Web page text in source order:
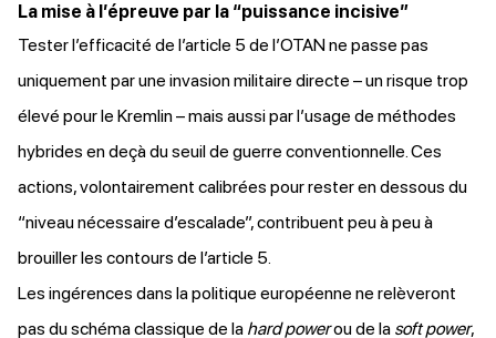
La mise à l’épreuve par la “puissance incisive”
Tester l’efficacité de l’article 5 de l’OTAN ne passe pas
uniquement par une invasion militaire directe – un risque trop
élevé pour le Kremlin – mais aussi par l’usage de méthodes
hybrides en deçà du seuil de guerre conventionnelle. Ces
actions, volontairement calibrées pour rester en dessous du
“niveau nécessaire d’escalade”, contribuent peu à peu à
brouiller les contours de l’article 5.
Les ingérences dans la politique européenne ne relèveront
pas du schéma classique de la hard powerou de la soft power,